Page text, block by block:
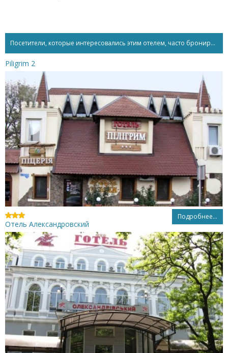
Посетители, которые интересовались этим отелем, часто бронируют...
Piligrim 2
Подробнее...
Отель Александровский